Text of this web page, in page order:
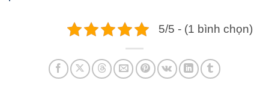
5/5 - (1 bình chọn)